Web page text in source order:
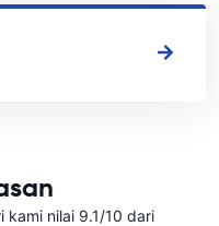
kami di Karlovac
kami nilai 9.1/10 dari